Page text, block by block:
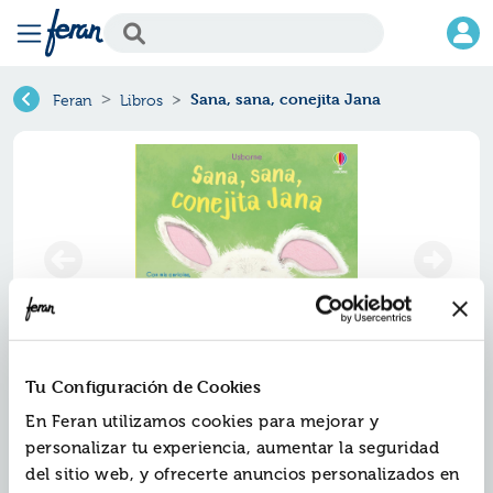
Tu Configuración de Cookies
En Feran utilizamos cookies para mejorar y
personalizar tu experiencia, aumentar la seguridad
del sitio web, y ofrecerte anuncios personalizados en
Feran Libros Sana, sana, conejita Jana
Sana, sana, conejita jana
Ref.ZUS-6061342
ISBN:9781836061342